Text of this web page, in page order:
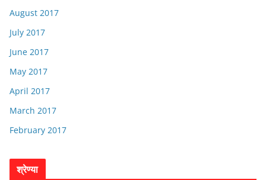
August 2017
July 2017
June 2017
May 2017
April 2017
March 2017
February 2017
श्रेण्या